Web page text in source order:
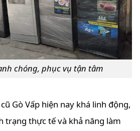
chóng, phục vụ tận tâm
Gò Vấp hiện nay khá linh động,
trạng thực tế và khả năng làm